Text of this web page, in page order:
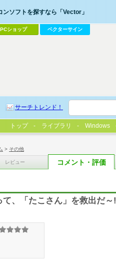
> その他
レビュー コメント・評価
、「たこさん」を救出だ～!
ンソフトを探すなら「Vector」
PCショップ ベクターサイン
サーチトレンド！
トップ ライブラリ Windows